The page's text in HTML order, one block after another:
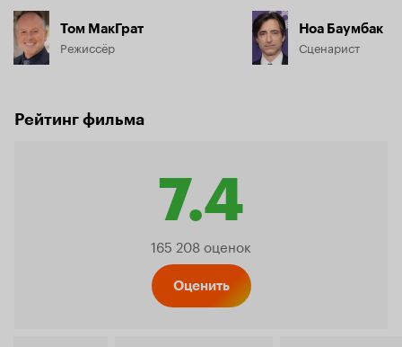
Том МакГрат
Режиссёр
Ноа Баумбак
Сценарист
Рейтинг фильма
7.4
Рейтинг
165 208 оценок
Оценить